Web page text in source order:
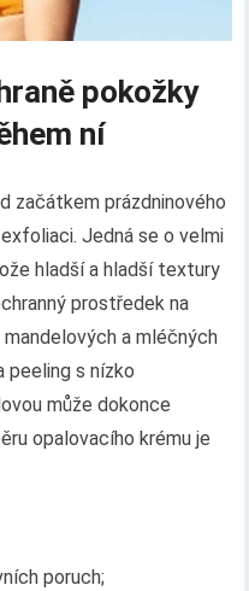
pokožky
ní
začátkem prázdninového
Jedná se o velmi
hladší a hladší textury
prostředek na
a mléčných
peeling s nízko
může dokonce
opalovacího krému je
poruch;